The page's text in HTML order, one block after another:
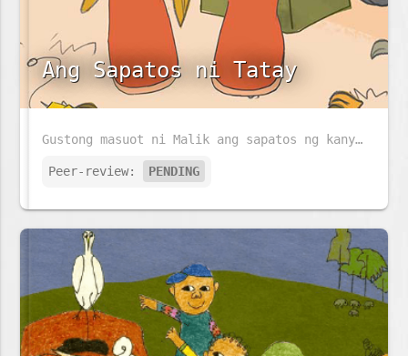
Ang Sapatos ni Tatay
Gustong masuot ni Malik ang sapatos ng kanyang Tatay habang naglilinis ng kanilang bakuran. Magkakasya kaya ang sapatos ni Tatay kay Malik?
Peer-review: PENDING